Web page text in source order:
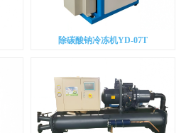
除碳酸钠冷冻机YD-07T